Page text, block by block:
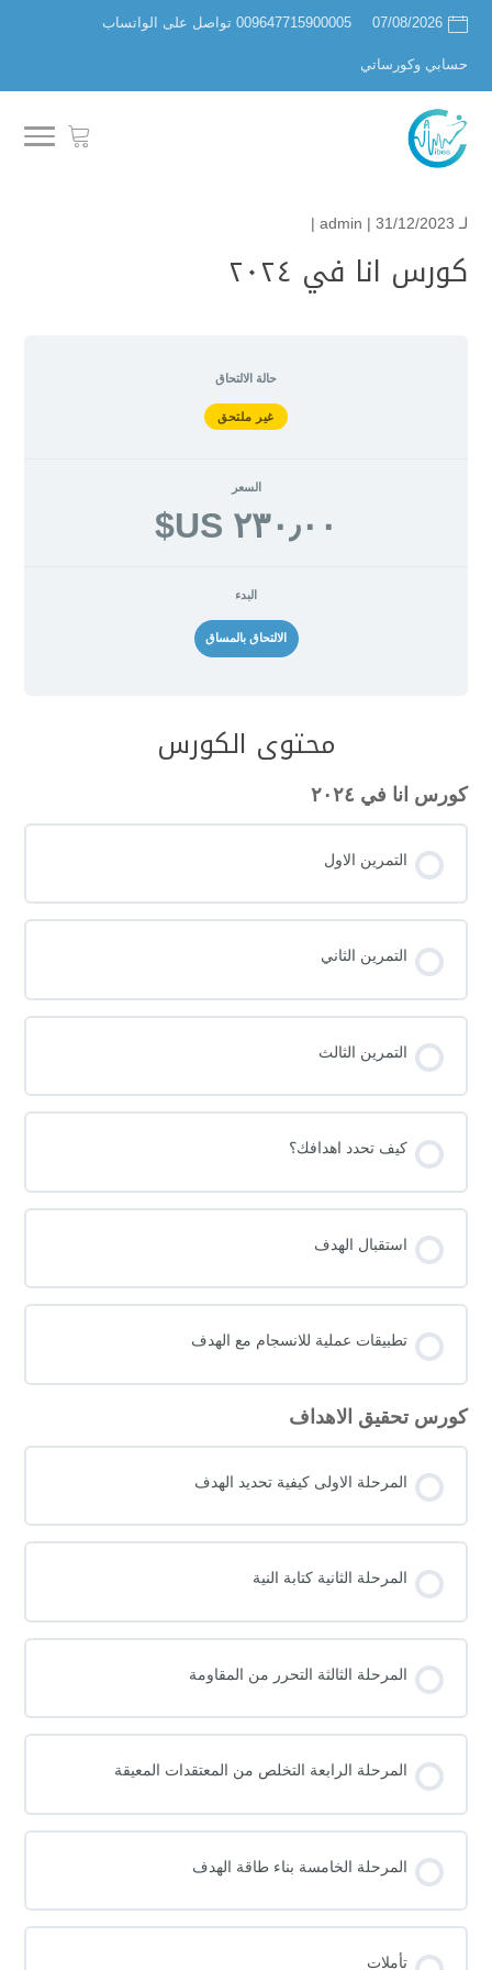
07/08/2026 009647715900005 تواصل على الواتساب
حسابي وكورساتي
لـ admin | 31/12/2023 |
كورس انا في ٢٠٢٤
حالة الالتحاق
غير ملتحق
السعر
٢٣٠٫٠٠ US$
البدء
الالتحاق بالمساق
محتوى الكورس
كورس انا في ٢٠٢٤
التمرين الاول
التمرين الثاني
التمرين الثالث
كيف تحدد اهدافك؟
استقبال الهدف
تطبيقات عملية للانسجام مع الهدف
كورس تحقيق الاهداف
المرحلة الاولى كيفية تحديد الهدف
المرحلة الثانية كتابة النية
المرحلة الثالثة التحرر من المقاومة
المرحلة الرابعة التخلص من المعتقدات المعيقة
المرحلة الخامسة بناء طاقة الهدف
تأملات